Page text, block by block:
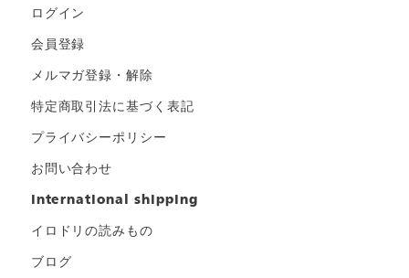
ログイン
会員登録
メルマガ登録・解除
特定商取引法に基づく表記
プライバシーポリシー
お問い合わせ
international shipping
イロドリの読みもの
ブログ